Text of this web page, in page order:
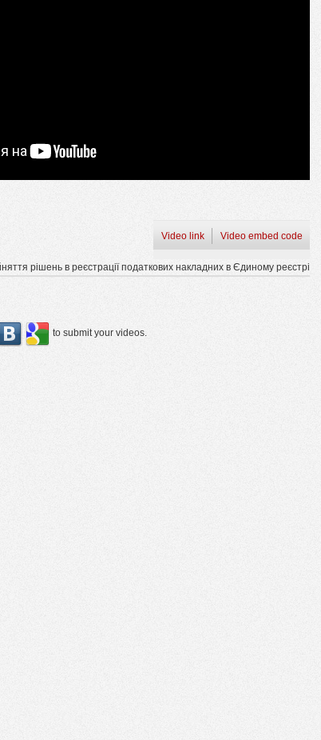
Video link Video embed code
рішень в реєстрації податкових накладних в Єдиному реєстрі
to submit your videos.